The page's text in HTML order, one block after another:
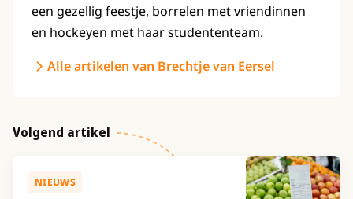
een gezellig feestje, borrelen met vriendinnen
en hockeyen met haar studententeam.
Alle artikelen van Brechtje van Eersel
Volgend artikel
NIEUWS